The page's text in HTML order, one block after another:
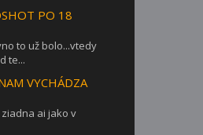
PO 18
to už bolo...vtedy
te...
VYCHÁDZA
ai jako v